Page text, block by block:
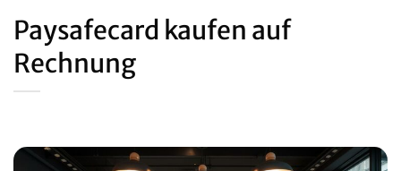
Paysafecard kaufen auf
Rechnung